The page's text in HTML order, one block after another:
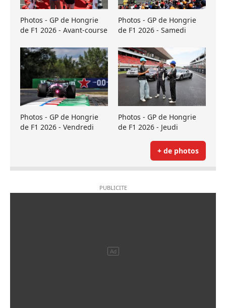
Photos - GP de Hongrie
de F1 2026 - Avant-course
Photos - GP de Hongrie
de F1 2026 - Samedi
Photos - GP de Hongrie
de F1 2026 - Vendredi
Photos - GP de Hongrie
de F1 2026 - Jeudi
+ de photos